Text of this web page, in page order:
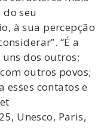
seu
à sua percepção
“É a
dos outros;
outros povos;
contatos e
Unesco, Paris,